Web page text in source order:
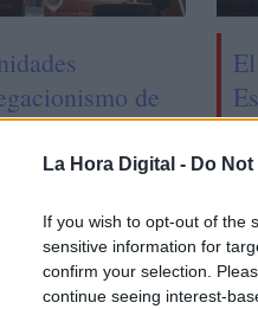
La Hora Digital - Do
If you wish to opt-out of the
sensitive information for
confirm your selection.
continue seeing interest-
de
el